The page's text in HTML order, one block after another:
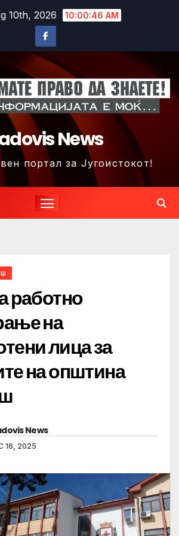
10th, 2026 10:00:49 AM
News
портал за Југоистокот!
работно
на
лица за
на општина
News
16, 2025